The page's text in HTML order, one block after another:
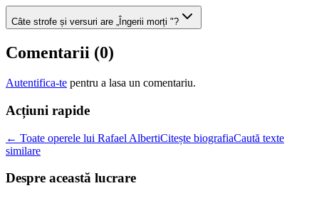
Câte strofe și versuri are „Îngerii morți "?
Comentarii (0)
Autentifica-te pentru a lasa un comentariu.
Acțiuni rapide
← Toate operele lui Rafael AlbertiCitește biografiaCaută texte
similare
Despre această lucrare